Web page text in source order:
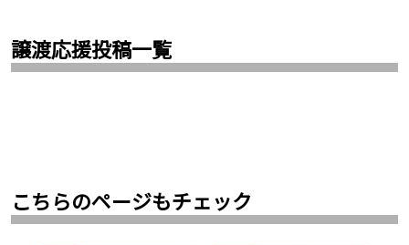
譲渡応援投稿一覧
こちらのページもチェック